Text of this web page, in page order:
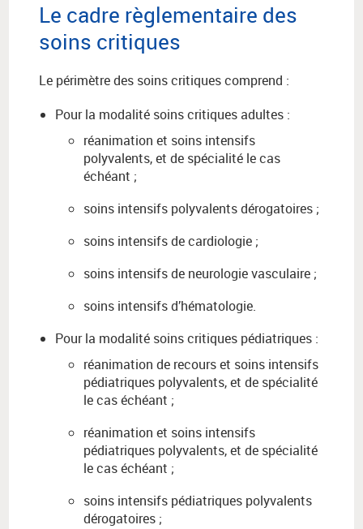
Le cadre règlementaire des
soins critiques
Le périmètre des soins critiques comprend :
Pour la modalité soins critiques adultes :
réanimation et soins intensifs
polyvalents, et de spécialité le cas
échéant ;
soins intensifs polyvalents dérogatoires ;
soins intensifs de cardiologie ;
soins intensifs de neurologie vasculaire ;
soins intensifs d’hématologie.
Pour la modalité soins critiques pédiatriques :
réanimation de recours et soins intensifs
pédiatriques polyvalents, et de spécialité
le cas échéant ;
réanimation et soins intensifs
pédiatriques polyvalents, et de spécialité
le cas échéant ;
soins intensifs pédiatriques polyvalents
dérogatoires ;